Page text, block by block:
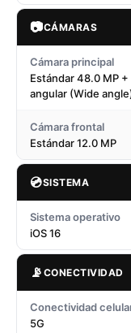
📷CÁMARAS
Cámara principal
Estándar 48.0 MP
angular (Wide
Cámara frontal
Estándar 12.0 MP
💿SISTEMA
Sistema operativo
iOS 16
📡 CONECTIVIDAD
Conectividad
5G